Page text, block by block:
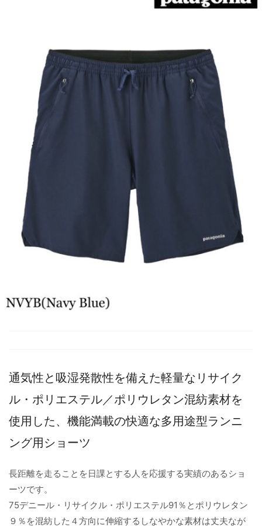
通気性と吸湿発散性を備えた軽量なリサイク
ル・ポリエステル／ポリウレタン混紡素材を
使用した、機能満載の快適な多用途型ランニ
ング用ショーツ
長距離を走ることを日課とする人を応援する実績のあるショ
ーツです。
75デニール・リサイクル・ポリエステル91％とポリウレタン
９％を混紡した４方向に伸縮するしなやかな素材は丈夫なが